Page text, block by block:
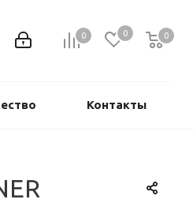
0 0 0
0
Контакты